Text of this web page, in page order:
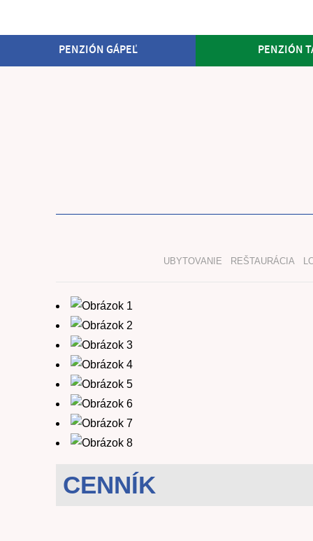
PENZIÓN GÁPEĽ PENZIÓN
UBYTOVANIE REŠTAURÁCIA
CENNÍK